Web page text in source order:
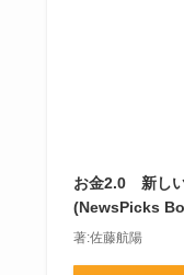
お金2.0 新し
(NewsPicks
著:佐藤航陽